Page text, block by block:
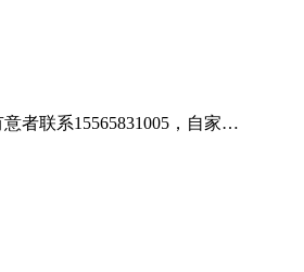
者联系15565831005，自家…